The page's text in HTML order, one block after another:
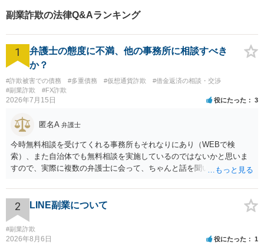
副業詐欺の法律Q&Aランキング
1
弁護士の態度に不満、他の事務所に相談すべき
か？
#詐欺被害での債務 #多重債務 #仮想通貨詐欺
#借金返済の相談・交渉
#副業詐欺
#FX詐欺
2026年7月15日 役にたった 3
匿名A 弁護士
今時無料相談を受けてくれる事務所もそれなりにあり（WEBで検
索）、また自治体でも無料相談を実施しているのではないかと思いま
すので、実際に複数の弁護士に会って、ちゃんと話を聞いてくれる
はそもそも事案を把握できていないようですので、御相談の案件につ
いては弁護士として能力不足なのかもしれません。相手にしない方が
良いと思います。ただ、仮想通貨詐欺の被害回復は現実的には難しい
かもしれません。
2 LINE副業について
#副業詐欺
2026年8月6日 役にたった 1